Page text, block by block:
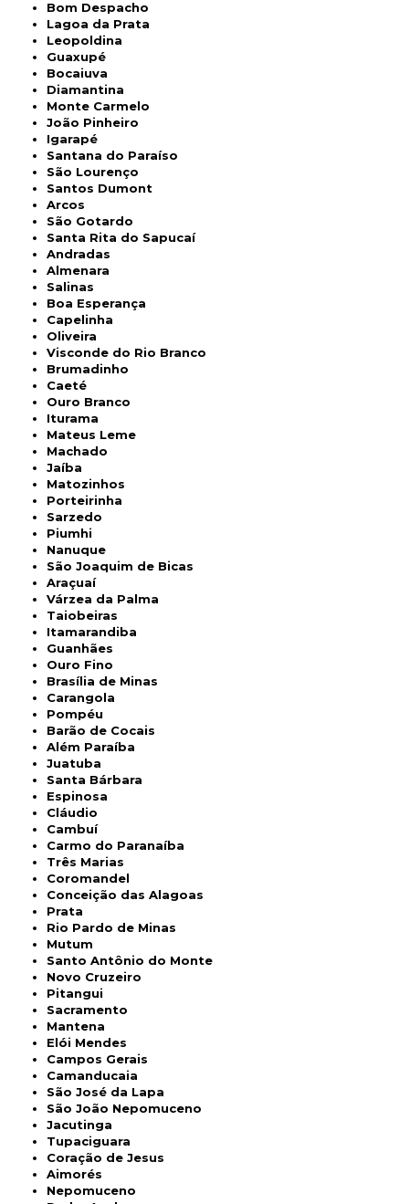
Bom Despacho
Lagoa da Prata
Leopoldina
Guaxupé
Bocaiuva
Diamantina
Monte Carmelo
João Pinheiro
Igarapé
Santana do Paraíso
São Lourenço
Santos Dumont
Arcos
São Gotardo
Santa Rita do Sapucaí
Andradas
Almenara
Salinas
Boa Esperança
Capelinha
Oliveira
Visconde do Rio Branco
Brumadinho
Caeté
Ouro Branco
Iturama
Mateus Leme
Machado
Jaíba
Matozinhos
Porteirinha
Sarzedo
Piumhi
Nanuque
São Joaquim de Bicas
Araçuaí
Várzea da Palma
Taiobeiras
Itamarandiba
Guanhães
Ouro Fino
Brasília de Minas
Carangola
Pompéu
Barão de Cocais
Além Paraíba
Juatuba
Santa Bárbara
Espinosa
Cláudio
Cambuí
Carmo do Paranaíba
Três Marias
Coromandel
Conceição das Alagoas
Prata
Rio Pardo de Minas
Mutum
Santo Antônio do Monte
Novo Cruzeiro
Pitangui
Sacramento
Mantena
Elói Mendes
Campos Gerais
Camanducaia
São José da Lapa
São João Nepomuceno
Jacutinga
Tupaciguara
Coração de Jesus
Aimorés
Nepomuceno